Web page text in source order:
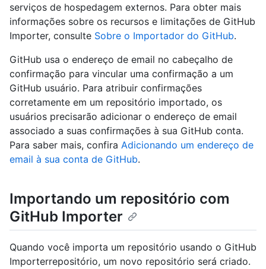
serviços de hospedagem externos. Para obter mais
informações sobre os recursos e limitações de GitHub
Importer, consulte Sobre o Importador do GitHub.
GitHub usa o endereço de email no cabeçalho de
confirmação para vincular uma confirmação a um
GitHub usuário. Para atribuir confirmações
corretamente em um repositório importado, os
usuários precisarão adicionar o endereço de email
associado a suas confirmações à sua GitHub conta.
Para saber mais, confira Adicionando um endereço de
email à sua conta de GitHub.
Importando um repositório com
GitHub Importer
Quando você importa um repositório usando o GitHub
Importerrepositório, um novo repositório será criado.